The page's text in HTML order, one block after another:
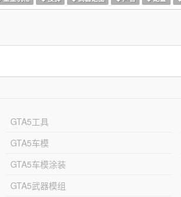
GTA5工具
GTA5车模
GTA5车模涂装
GTA5武器模组